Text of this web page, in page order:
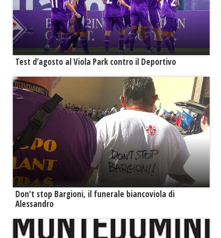
Test d’agosto al Viola Park contro il Deportivo
Don't stop Bargioni, il funerale biancoviola di
Alessandro